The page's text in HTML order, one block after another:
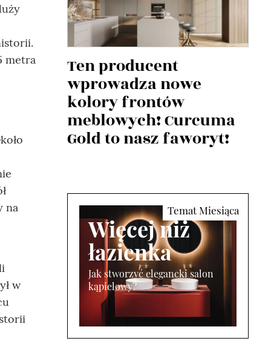
metra
na
w
Ten producent
wprowadza nowe
kolory frontów
meblowych! Curcuma
Gold to nasz faworyt!
Więcej niż
łazienka
Jak stworzyć elegancki salon
kąpielowy?